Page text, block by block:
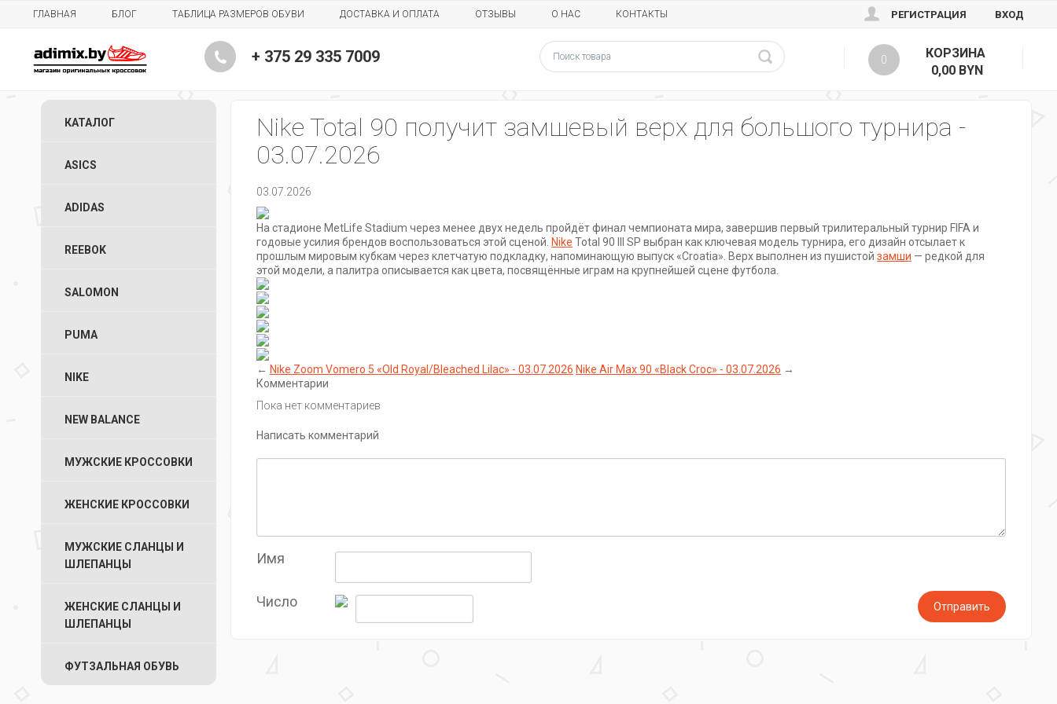
ГЛАВНАЯ БЛОГ ТАБЛИЦА РАЗМЕРОВ ОБУВИ ДОСТАВКА И ОПЛАТА ОТЗЫВЫ О НАС КОНТАКТЫ РЕГИСТРАЦИЯ ВХОД
+ 375 29 335 7009 0
КОРЗИНА
0,00 BYN
Nike Total 90 получит замшевый верх для большого турнира -
03.07.2026
03.07.2026
На стадионе MetLife Stadium через менее двух недель пройдёт финал чемпионата мира, завершив первый трилитеральный турнир FIFA и
годовые усилия брендов воспользоваться этой сценой. Nike Total 90 III SP выбран как ключевая модель турнира, его дизайн отсылает к
прошлым мировым кубкам через клетчатую подкладку, напоминающую выпуск «Croatia». Верх выполнен из пушистой замши — редкой для
этой модели, а палитра описывается как цвета, посвящённые играм на крупнейшей сцене футбола.
← Nike Zoom Vomero 5 «Old Royal/Bleached Lilac» - 03.07.2026 Nike Air Max 90 «Black Croc» - 03.07.2026 →
Комментарии
Пока нет комментариев
Написать комментарий
Имя
Число
КАТАЛОГ
ASICS
ADIDAS
REEBOK
SALOMON
PUMA
NIKE
NEW BALANCE
МУЖСКИЕ КРОССОВКИ
ЖЕНСКИЕ КРОССОВКИ
МУЖСКИЕ СЛАНЦЫ И
ШЛЕПАНЦЫ
ЖЕНСКИЕ СЛАНЦЫ И
ШЛЕПАНЦЫ
ФУТЗАЛЬНАЯ ОБУВЬ